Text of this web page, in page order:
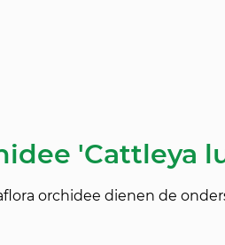
'Cattleya
orchidee dienen de